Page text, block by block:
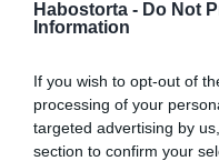
Habostorta - Do Not
Information
If you wish to opt-out of
processing of your
targeted advertising by
section to confirm your
kérte, számolják meg,
tudunk minden nap
napi 2-3 az jó... én egy
– kezdte